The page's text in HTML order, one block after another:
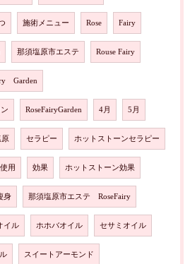
施術メニュー Rose Fairy
那須塩原市エステ Rouse Fairy
Garden
RoseFairyGarden 4月 5月
原 セラピー ホットストーンセラピー
使用 効果 ホットストーン効果
身 那須塩原市エステ RoseFairy
イル ホホバオイル セサミオイル
スイートアーモンド